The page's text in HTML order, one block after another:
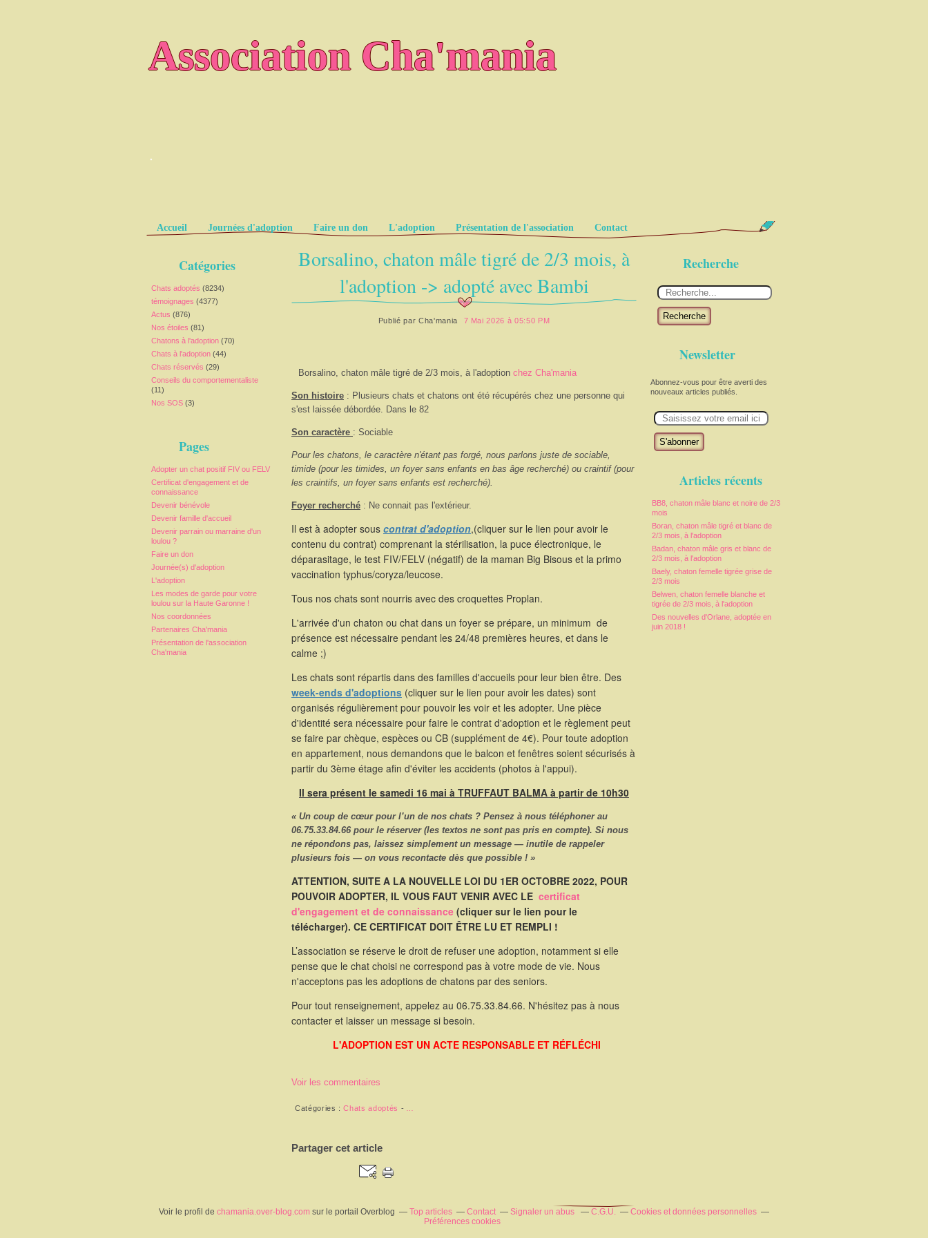
Association Cha'mania
.
Pages
Accueil Journées d'adoption Faire un don L'adoption Présentation de l'association Contact
Catégories
Chats adoptés (8234)
témoignages (4377)
Actus (876)
Nos étoiles (81)
Chatons à l'adoption (70)
Chats à l'adoption (44)
Chats réservés (29)
Conseils du comportementaliste
(11)
Nos SOS (3)
Pages
Adopter un chat positif FIV ou FELV
Certificat d'engagement et de
connaissance
Devenir bénévole
Devenir famille d'accueil
Devenir parrain ou marraine d'un
loulou ?
Faire un don
Journée(s) d'adoption
L'adoption
Les modes de garde pour votre
loulou sur la Haute Garonne !
Nos coordonnées
Partenaires Cha'mania
Présentation de l'association
Cha'mania
Recherche
Recherche
Newsletter
Abonnez-vous pour être averti des
nouveaux articles publiés.
m
Articles récents
BB8, chaton mâle blanc et noire de 2/3
mois
Boran, chaton mâle tigré et blanc de
2/3 mois, à l'adoption
Badan, chaton mâle gris et blanc de
2/3 mois, à l'adoption
Baely, chaton femelle tigrée grise de
2/3 mois
Belwen, chaton femelle blanche et
tigrée de 2/3 mois, à l'adoption
Des nouvelles d'Orlane, adoptée en
juin 2018 !
Borsalino, chaton mâle tigré de 2/3 mois, à
l'adoption -> adopté avec Bambi
Publié par Cha'mania 7 Mai 2026 à 05:50 PM
Borsalino, chaton mâle tigré de 2/3 mois, à l'adoption chez Cha'mania
Son histoire : Plusieurs chats et chatons ont été récupérés chez une personne qui
s'est laissée débordée. Dans le 82
Son caractère : Sociable
Pour les chatons, le caractère n'étant pas forgé, nous parlons juste de sociable,
timide (pour les timides, un foyer sans enfants en bas âge recherché) ou craintif (pour
les craintifs, un foyer sans enfants est recherché).
Foyer recherché : Ne connait pas l'extérieur.
Il est à adopter sous contrat d'adoption,(cliquer sur le lien pour avoir le
contenu du contrat) comprenant la stérilisation, la puce électronique, le
déparasitage, le test FIV/FELV (négatif) de la maman Big Bisous et la primo
vaccination typhus/coryza/leucose.
Tous nos chats sont nourris avec des croquettes Proplan.
L'arrivée d'un chaton ou chat dans un foyer se prépare, un minimum de
présence est nécessaire pendant les 24/48 premières heures, et dans le
calme ;)
Les chats sont répartis dans des familles d'accueils pour leur bien être. Des
week-ends d'adoptions (cliquer sur le lien pour avoir les dates) sont
organisés régulièrement pour pouvoir les voir et les adopter. Une pièce
d'identité sera nécessaire pour faire le contrat d'adoption et le règlement peut
se faire par chèque, espèces ou CB (supplément de 4€). Pour toute adoption
en appartement, nous demandons que le balcon et fenêtres soient sécurisés à
partir du 3ème étage afin d'éviter les accidents (photos à l'appui).
Il sera présent le samedi 16 mai à TRUFFAUT BALMA à partir de 10h30
« Un coup de cœur pour l’un de nos chats ? Pensez à nous téléphonerau
06.75.33.84.66 pour le réserver (les textos ne sont pas pris en compte). Si nous
ne répondons pas, laissez simplement un message — inutile de rappeler
plusieurs fois — on vous recontacte dès que possible ! »
ATTENTION, SUITE A LA NOUVELLE LOI DU 1ER OCTOBRE 2022, POUR
POUVOIR ADOPTER, IL VOUS FAUT VENIR AVEC LE certificat
d'engagement et de connaissance (cliquer sur le lien pour le
télécharger). CE CERTIFICAT DOIT ÊTRE LU ET REMPLI !
L’association se réserve le droit de refuser une adoption, notamment si elle
pense que le chat choisi ne correspond pas à votre mode de vie. Nous
n'acceptons pas les adoptions de chatons par des seniors.
Pour tout renseignement, appelez au 06.75.33.84.66. N'hésitez pas à nous
contacter et laisser un message si besoin.
L'ADOPTION EST UN ACTE RESPONSABLE ET RÉFLÉCHI
Voir les commentaires
Catégories :Chats adoptés -
Partager cet article
Voir le profil de chamania.over-blog.com sur le portail Overblog Top articles Contact Signaler un abus C.G.U.
Cookies et données personnelles
Préférences cookies